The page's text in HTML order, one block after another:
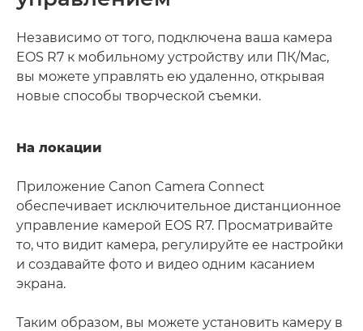
Независимо от того, подключена ваша камера
EOS R7 к мобильному устройству или ПК/Mac,
вы можете управлять ею удаленно, открывая
новые способы творческой съемки.
На локации
Приложение Canon Camera Connect
обеспечивает исключительное дистанционное
управление камерой EOS R7. Просматривайте
то, что видит камера, регулируйте ее настройки
и создавайте фото и видео одним касанием
экрана.
Таким образом, вы можете установить камеру в